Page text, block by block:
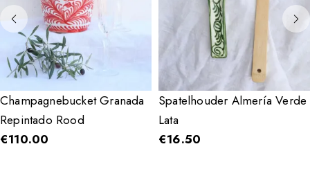
Champagnebucket Granada
Repintado Rood
€110.00
Spatelhouder Almería Verde
Lata
€16.50